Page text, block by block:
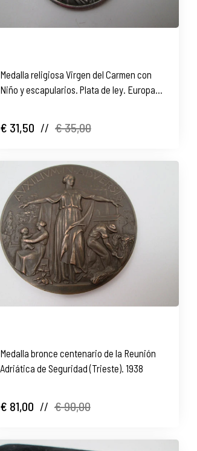
Medalla religiosa Virgen del Carmen con
Niño y escapularios. Plata de ley. Europa.
€ 31,50 // € 35,00
Medalla bronce centenario de la Reunión
Adriática de Seguridad (Trieste). 1938
€ 81,00 // € 90,00